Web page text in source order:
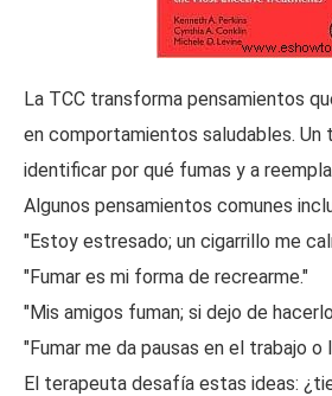
La TCC transforma pensamientos
en comportamientos saludables. Un
identificar por qué fumas y a
Algunos pensamientos comunes
"Estoy estresado; un cigarrillo me
"Fumar es mi forma de recrearme."
"Mis amigos fuman; si dejo de
"Fumar me da pausas en el trabajo o
El terapeuta desafía estas ideas: